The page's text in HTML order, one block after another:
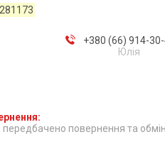
+380 (66) 914-
Юлія
повернення та